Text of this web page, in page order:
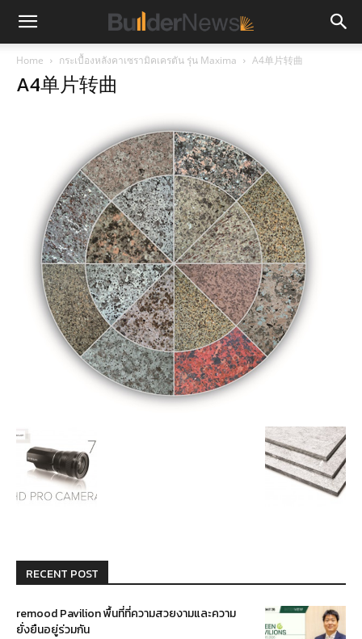
Home กระเบื้องหลังคาเซรามิคเครตัน รุ่น Maxima A4单片转曲
A4单片转曲
RECENT POST
remood Pavilion พื้นที่ที่ความสวยงามและความ
ยั่งยืนอยู่ร่วมกัน